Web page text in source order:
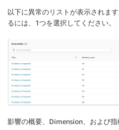
以下に異常のリストが表示されま
るには、1つを選択してください。
影響の概要、Dimension、および指